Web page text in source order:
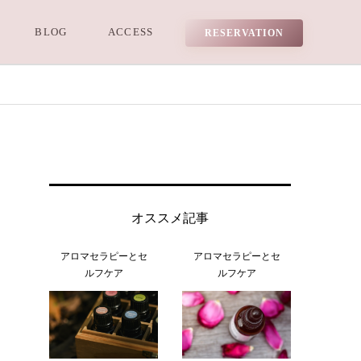
BLOG ACCESS RESERVATION
オススメ記事
アロマセラピーとセ
ルフケア
アロマセラピーとセ
ルフケア